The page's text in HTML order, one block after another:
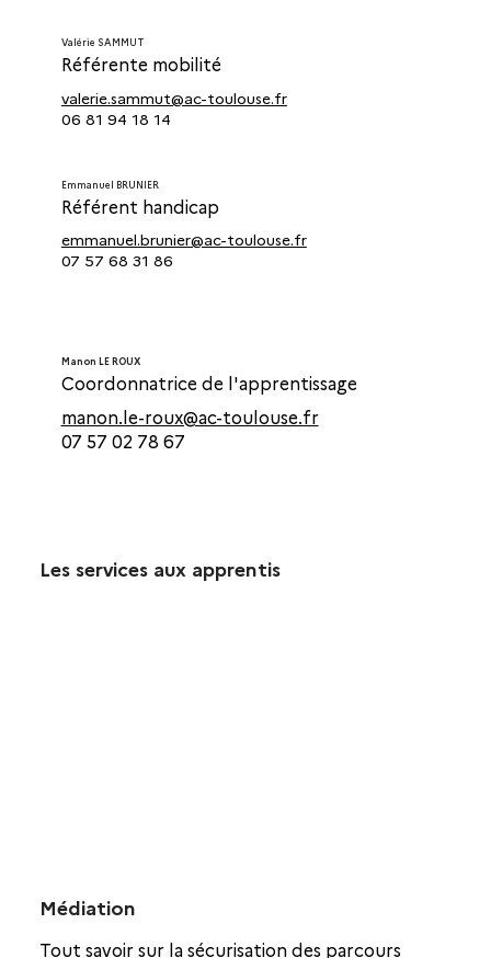
Valérie SAMMUT
Référente mobilité
valerie.sammut@ac-toulouse.fr
06 81 94 18 14
Emmanuel BRUNIER
Référent handicap
emmanuel.brunier@ac-toulouse.fr
07 57 68 31 86
Manon LE ROUX
Coordonnatrice de l'apprentissage
manon.le-roux@ac-toulouse.fr
07 57 02 78 67
Médiation
Tout savoir sur la sécurisation des parcours
Les services aux apprentis